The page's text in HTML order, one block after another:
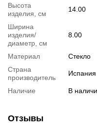
Высота
изделия, см
14.00
Ширина
изделия/
диаметр, см
8.00
Материал
Стекло
Страна
производитель
Испания
Наличие В
Отзывы